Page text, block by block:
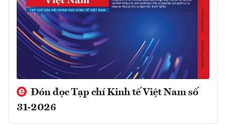
Đón đọc Tạp chí Kinh tế Việt Nam số
31-2026